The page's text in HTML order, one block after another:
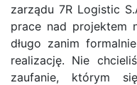
zarządu 7R Logistic
prace nad projektem
długo zanim
realizację. Nie
zaufanie, którym